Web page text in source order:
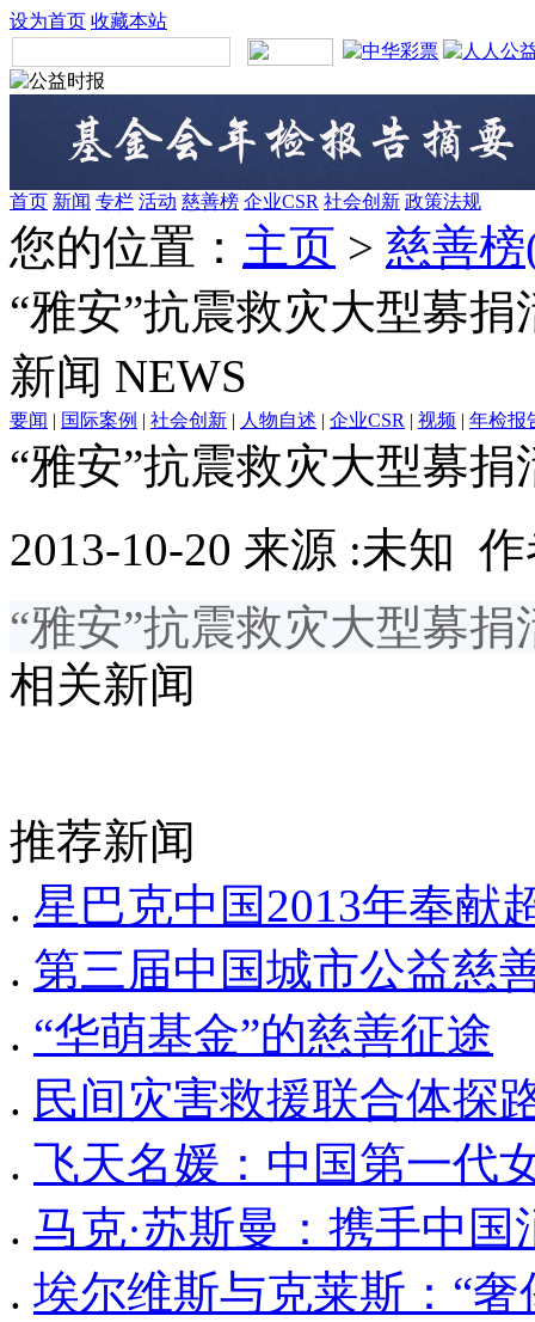
设为首页 收藏本站
首页 新闻 专栏 活动 慈善榜 企业CSR 社会创新 政策法规
您的位置： 主页 > 慈善
“雅安”抗震救灾大型募
新闻 NEWS
要闻 | 国际案例 | 社会创新 | 人物自述 | 企业CSR | 视频 | 年检报
“雅安”抗震救灾大型募
2013-10-20 来源 :未知 作
“雅安”抗震救灾大型募
相关新闻
推荐新闻
. 星巴克中国2013年奉献
. 第三届中国城市公益慈
. “华萌基金”的慈善征途
. 民间灾害救援联合体探
. 飞天名媛：中国第一代
. 马克·苏斯曼：携手中国
. 埃尔维斯与克莱斯：“奢